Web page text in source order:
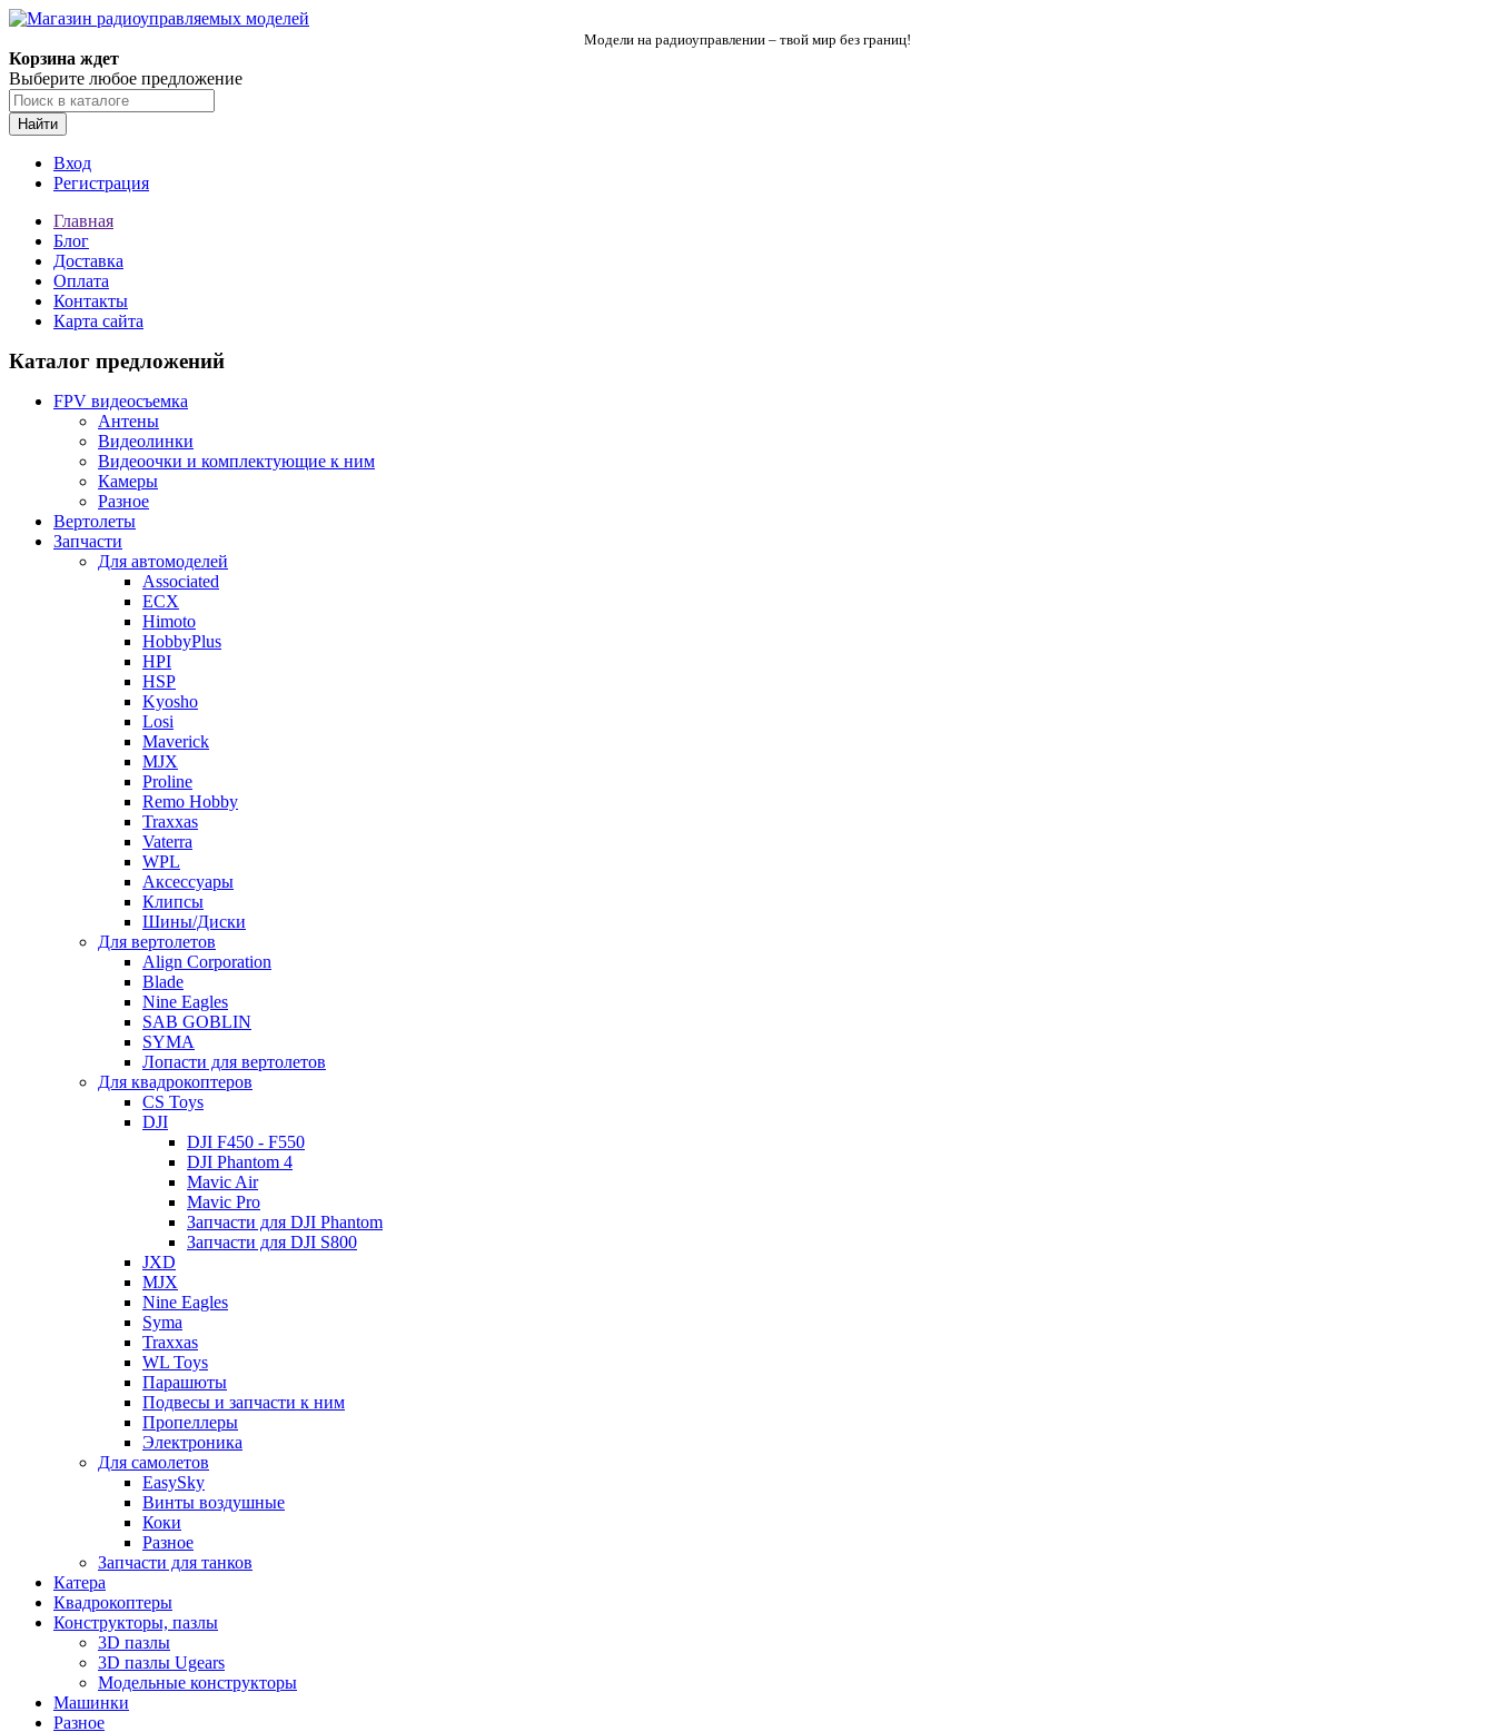
Модели на радиоуправлении – твой мир без границ!
Корзина ждет
Выберите любое предложение
Найти
Вход
Регистрация
Главная
Блог
Доставка
Оплата
Контакты
Карта сайта
Каталог предложений
FPV видеосъемка
Антены
Видеолинки
Видеоочки и комплектующие к ним
Камеры
Разное
Вертолеты
Запчасти
Для автомоделей
Associated
ECX
Himoto
HobbyPlus
HPI
HSP
Kyosho
Losi
Maverick
MJX
Proline
Remo Hobby
Traxxas
Vaterra
WPL
Аксессуары
Клипсы
Шины/Диски
Для вертолетов
Align Corporation
Blade
Nine Eagles
SAB GOBLIN
SYMA
Лопасти для вертолетов
Для квадрокоптеров
CS Toys
DJI
DJI F450 - F550
DJI Phantom 4
Mavic Air
Mavic Pro
Запчасти для DJI Phantom
Запчасти для DJI S800
JXD
MJX
Nine Eagles
Syma
Traxxas
WL Toys
Парашюты
Подвесы и запчасти к ним
Пропеллеры
Электроника
Для самолетов
EasySky
Винты воздушные
Коки
Разное
Запчасти для танков
Катера
Квадрокоптеры
Конструкторы, пазлы
3D пазлы
3D пазлы Ugears
Модельные конструкторы
Машинки
Разное